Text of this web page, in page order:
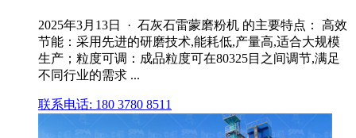
2025年3月13日 · 石灰石雷蒙磨粉机 的主要特点： 高效
节能：采用先进的研磨技术,能耗低,产量高,适合大规模
生产；粒度可调：成品粒度可在80325目之间调节,满足
不同行业的需求 ...
联系电话: 180 3780 8511